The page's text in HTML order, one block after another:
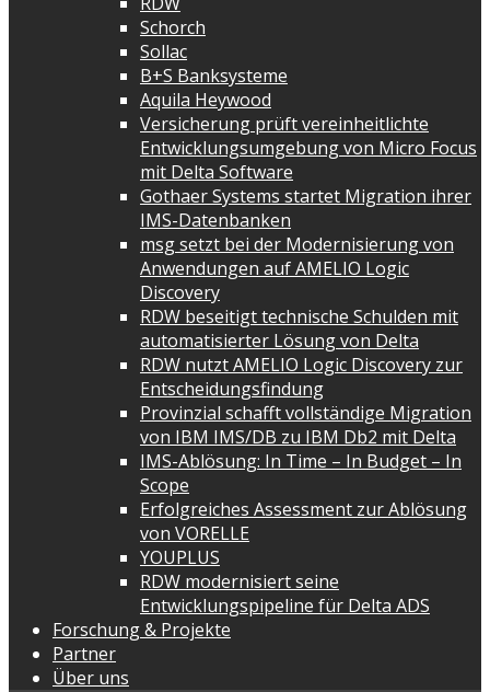
Schorch
Sollac
B+S Banksysteme
Aquila Heywood
Versicherung prüft vereinheitlichte
Entwicklungsumgebung von Micro Focus
mit Delta Software
Gothaer Systems startet Migration ihrer
IMS-Datenbanken
msg setzt bei der Modernisierung von
Anwendungen auf AMELIO Logic
Discovery
RDW beseitigt technische Schulden mit
automatisierter Lösung von Delta
RDW nutzt AMELIO Logic Discovery zur
Entscheidungsfindung
Provinzial schafft vollständige Migration
von IBM IMS/DB zu IBM Db2 mit Delta
IMS-Ablösung: In Time – In Budget – In
Scope
Erfolgreiches Assessment zur Ablösung
von VORELLE
YOUPLUS
RDW modernisiert seine
Entwicklungspipeline für Delta ADS
Forschung & Projekte
Partner
Über uns